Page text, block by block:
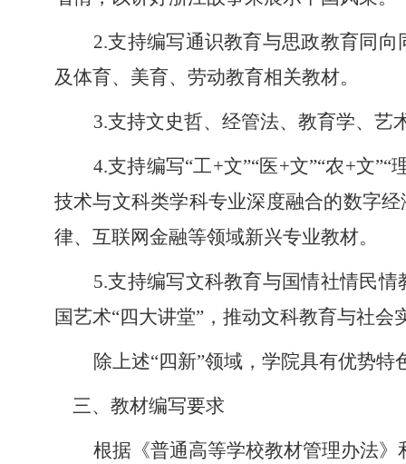
2.支持编写通识教育与思政教育同
及体育、美育、劳动教育相关教材。
3.支持文史哲、经管法、教育学、艺
4.支持编写“工+文”“医+文”“农+文
技术与文科类学科专业深度融合的数字
律、互联网金融等领域新兴专业教材。
5.支持编写文科教育与国情社情民
国艺术“四大讲堂”，推动文科教育与社
除上述“四新”领域， 学院具有优势特
三、教材编写要求
根据《普通高等学校教材管理办法